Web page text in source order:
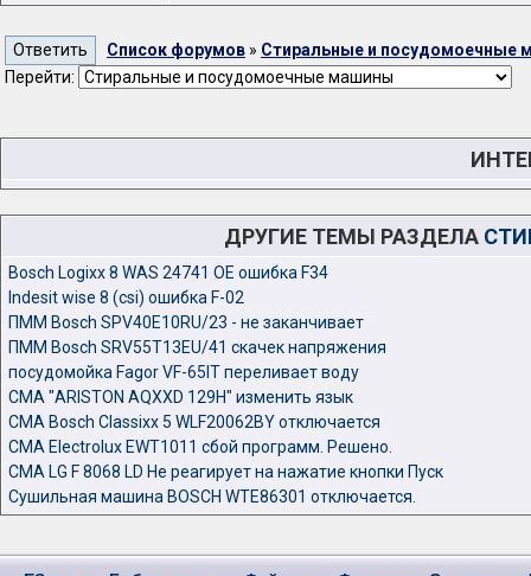
Список форумов » Стиральные и посудомоечные
Перейти:
ДРУГИЕ ТЕМЫ РАЗДЕЛА
Bosch Logixx 8 WAS 24741 OE ошибка F34
Indesit wise 8 (csi) ошибка F-02
ПММ Bosch SPV40E10RU/23 - не заканчивает
ПММ Bosch SRV55T13EU/41 скачек напряжения
посудомойка Fagor VF-65IT переливает воду
СМА "ARISTON AQXXD 129H" изменить язык
СМА Bosch Classixx 5 WLF20062BY отключается
СМА Electrolux EWT1011 сбой программ. Решено.
СМА LG F 8068 LD Не реагирует на нажатие кнопки Пуск
Сушильная машина BOSCH WTE86301 отключается.